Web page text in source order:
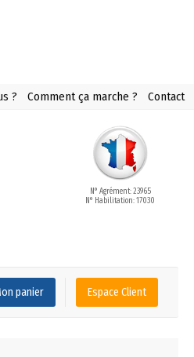
? Comment ça marche ? Contact
N° Agrément: 23965
N° Habilitation: 17030
Espace Client
panier